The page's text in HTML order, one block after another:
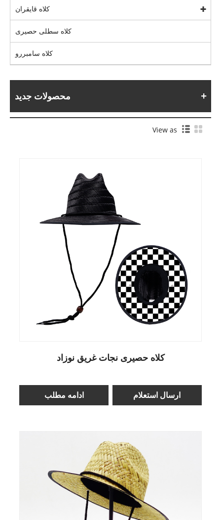
کلاه قایقران
کلاه سطلی حصیری
کلاه سامبررو
محصولات جدید
View as
کلاه حصیری نجات غریق نوزاد
ادامه مطلب ارسال استعلام